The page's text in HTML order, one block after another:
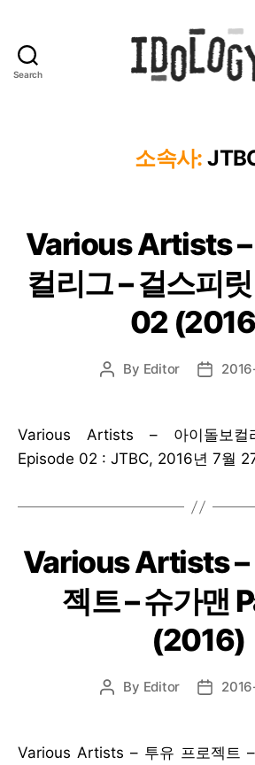
Search
소속사:
Various Artists –
컬리그 – 걸스피
02
Post
By Editor
Post
Various Artists – 아이돌보컬
Episode 02 : JTBC, 2016년 7월
Various Artists –
젝트 – 슈가맨
(2016)
Post
By Editor
Post
Various Artists – 투유 프로젝트